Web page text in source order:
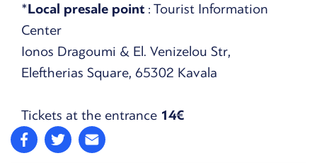
*Local presale point : Tourist Information
Center
Ionos Dragoumi & El. Venizelou Str,
Eleftherias Square, 65302 Kavala
Tickets at the entrance 14€